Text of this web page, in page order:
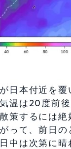
日本付近を
温は20度前
策するには
って、前日
中は次第に